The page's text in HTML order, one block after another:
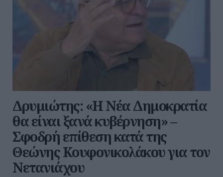
Δρυμιώτης: «Η Νέα Δημοκρατία
θα είναι ξανά κυβέρνηση» –
Σφοδρή επίθεση κατά της
Θεώνης Κουφονικολάκου για τον
Νετανιάχου